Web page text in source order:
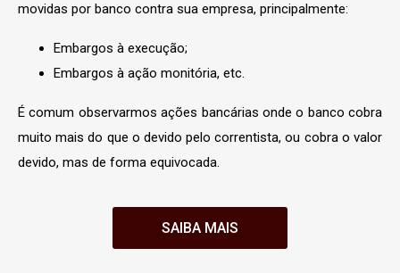
movidas por banco contra sua empresa, principalmente:
Embargos à execução;
Embargos à ação monitória, etc.
É comum observarmos ações bancárias onde o banco cobra
muito mais do que o devido pelo correntista, ou cobra o valor
devido, mas de forma equivocada.
SAIBA MAIS